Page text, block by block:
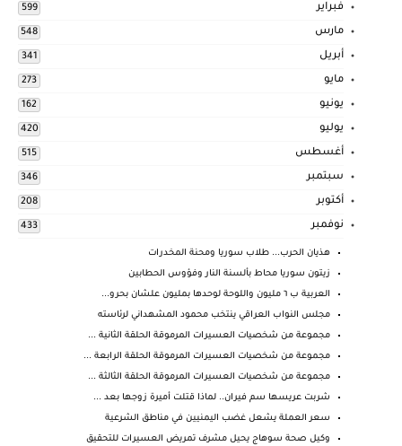
فبراير 599
مارس 548
أبريل 341
مايو 273
يونيو 162
يوليو 420
أغسطس 515
سبتمبر 346
أكتوبر 208
نوفمبر 433
هذيان الحرب... طلاب سوريا ومحنة المخدرات
زيتون سوريا محاط بألسنة النار وفؤوس الحطابين
العربية ب ٦ مليون واللوحة لوحدها بمليون علشان بحرو...
مجلس النواب العراقي ينتخب محمود المشهداني لرئاسته
مجموعة من شخصيات العسيرات المرموقة الحلقة الثانية ...
مجموعة من شخصيات العسيرات المرموقة الحلقة الرابعة ...
مجموعة من شخصيات العسيرات المرموقة الحلقة الثالثة ...
شربت عريسها سم فيران.. لماذا قتلت أميرة زوجها بعد ...
سعر العملة يشعل غضب اليمنيين في مناطق الشرعية
وكيل صحة سوهاج يحيل مشرف تمريض العسيرات للتحقيق